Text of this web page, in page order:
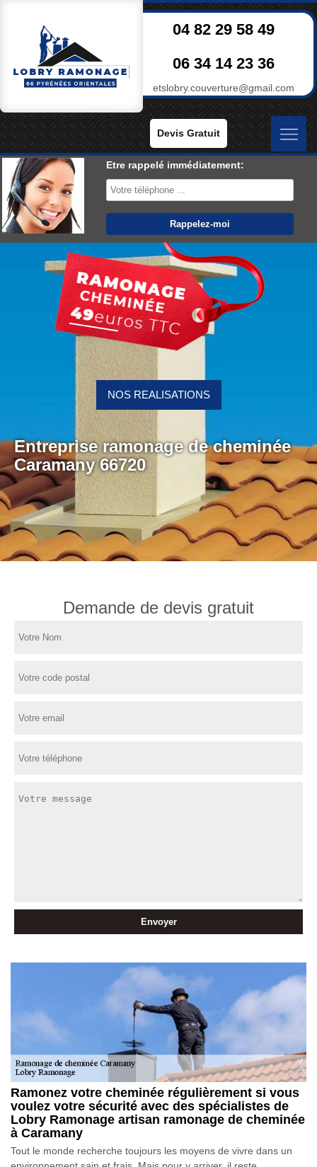
04 82 29 58 49
06 34 14 23 36
etslobry.couverture@gmail.com
Devis Gratuit
Etre rappelé immédiatement:
Entreprise ramonage de cheminée
Caramany 66720
NOS REALISATIONS
Demande de devis gratuit
Ramonez votre cheminée régulièrement si vous
voulez votre sécurité avec des spécialistes de
Lobry Ramonage artisan ramonage de cheminée
à Caramany
Tout le monde recherche toujours les moyens de vivre dans un